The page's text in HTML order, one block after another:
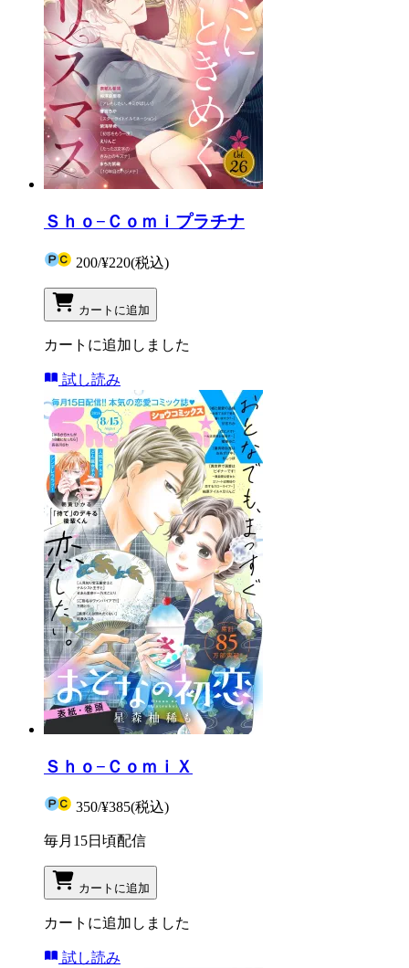
Ｓｈｏ−Ｃｏｍｉプラチナ
200/¥220(税込)
カートに追加
カートに追加しました
試し読み
Ｓｈｏ−ＣｏｍｉＸ
350/¥385(税込)
毎月15日頃配信
カートに追加
カートに追加しました
試し読み